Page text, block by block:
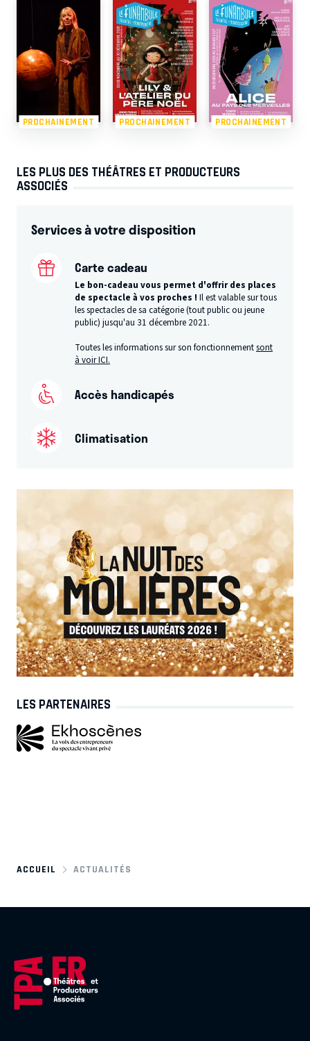
PROCHAINEMENT PROCHAINEMENT PROCHAINEMENT
LES PLUS DES THÉÂTRES ET PRODUCTEURS
ASSOCIÉS
Services à votre disposition
Carte cadeau
Le bon-cadeau vous permet d'offrir des places
de spectacle à vos proches ! Il est valable sur tous
les spectacles de sa catégorie (tout public ou jeune
public) jusqu'au 31 décembre 2021.
Toutes les informations sur son fonctionnementsont
à voir ICI.
Accès handicapés
Climatisation
LES PARTENAIRES
ACCUEIL ACTUALITÉS